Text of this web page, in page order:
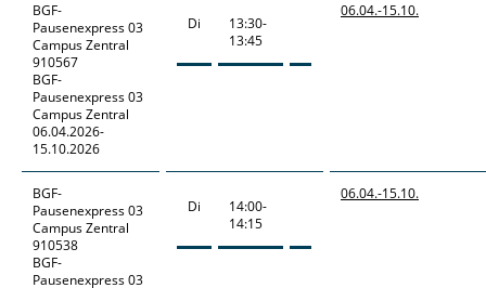
BGF-
Pausenexpress03
Campus Zentral
910567
BGF-
Pausenexpress 03
Campus Zentral
06.04.2026-
15.10.2026
Di
13:30-
13:45
06.04.-15.10.
BGF-
Pausenexpress03
Campus Zentral
910538
BGF-
Pausenexpress 03
Di
14:00-
14:15
06.04.-15.10.